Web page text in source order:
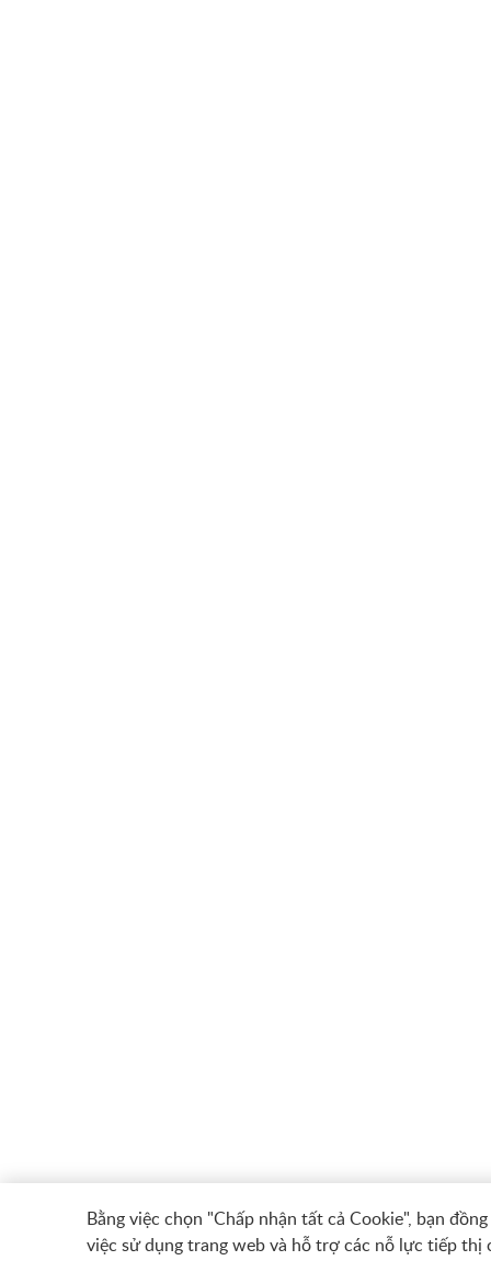
Bằng việc chọn "Chấp nhận tất cả Cookie", bạn
việc sử dụng trang web và hỗ trợ các nỗ lực tiếp thị